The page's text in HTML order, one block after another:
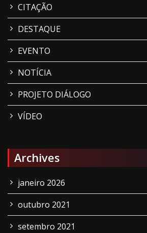
CITAÇÃO
DESTAQUE
EVENTO
NOTÍCIA
PROJETO DIÁLOGO
VÍDEO
Archives
janeiro 2026
outubro 2021
setembro 2021